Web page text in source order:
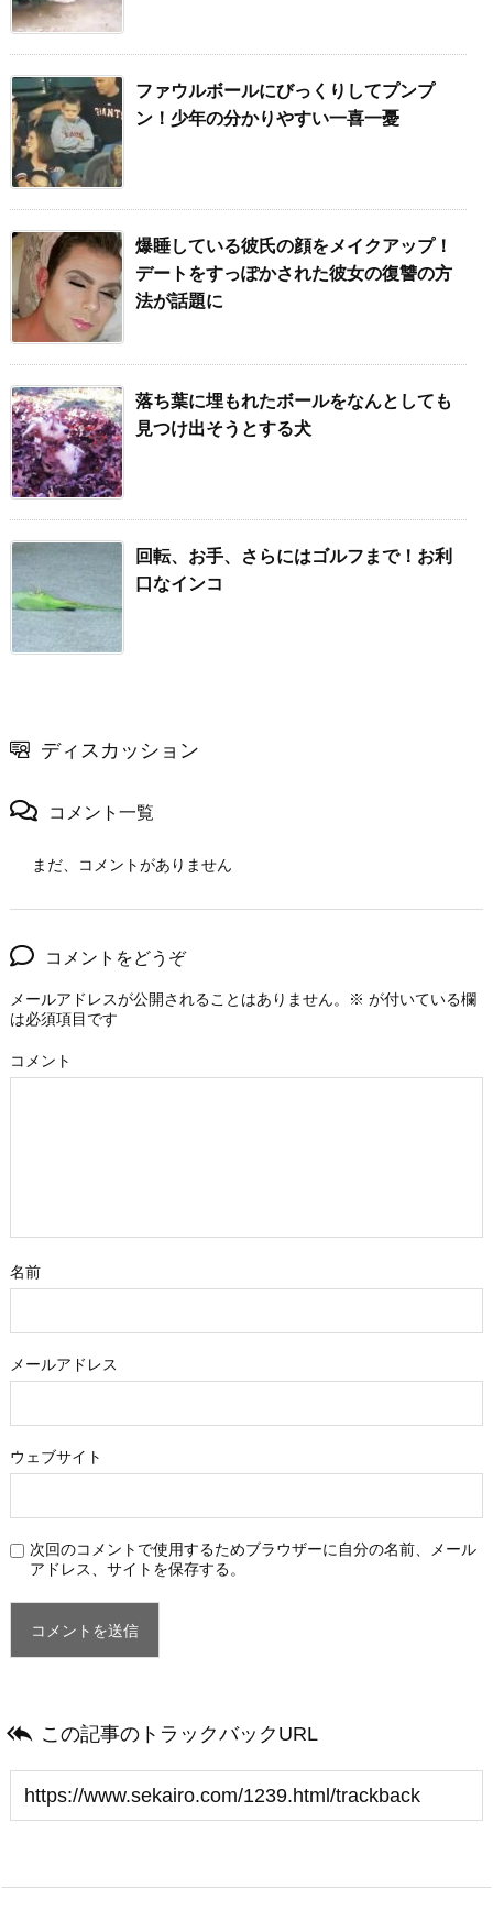
ファウルボールにびっくりしてプンプ
ン！少年の分かりやすい一喜一憂
爆睡している彼氏の顔をメイクアップ！
デートをすっぽかされた彼女の復讐の方
法が話題に
落ち葉に埋もれたボールをなんとしても
見つけ出そうとする犬
回転、お手、さらにはゴルフまで！お利
口なインコ
ディスカッション
コメント一覧
まだ、コメントがありません
コメントをどうぞ
メールアドレスが公開されることはありません。 ※ が付いている欄
は必須項目です
コメント
名前
メールアドレス
ウェブサイト
次回のコメントで使用するためブラウザーに自分の名前、メール
アドレス、サイトを保存する。
 この記事のトラックバックURL